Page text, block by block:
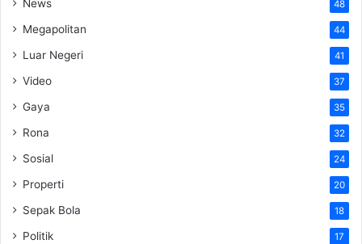
News 48
Megapolitan 44
Luar Negeri 41
Video 37
Gaya 35
Rona 32
Sosial 24
Properti 20
Sepak Bola 18
Politik 17